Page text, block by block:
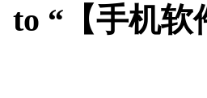
to “【手机